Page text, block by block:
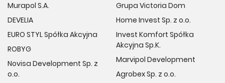
Murapol S.A.
DEVELIA
EURO STYL Spółka Akcyjna
ROBYG
Novisa Development Sp. z
o.o.
Grupa Victoria Dom
Home Invest Sp. z o.o.
Invest Komfort Spółka
Akcyjna Sp.K.
Marvipol Development
Agrobex Sp. z o.o.